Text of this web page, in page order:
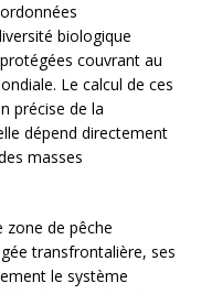
biologique
couvrant au
Le calcul de ces
précise de la
dépend directement
masses
zone de pêche
transfrontalière, ses
le système